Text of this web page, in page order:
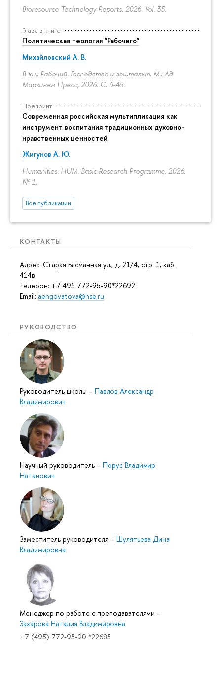
Bioresource Technology Reports. 2026. Vol. 35.
Глава в книге
Политическая теология "Рабочего"
Михайловский А. В.
В кн.: Рабочий. Господство и гештальт. М.: Ад
Маргинем Пресс, 2026. С. 6-45.
Препринт
Современная российская мультипликация как
инструмент воспитания традиционных духовно-
нравственных ценностей
Жигунов А. Ю.
Humanities. HUM. Basic Research Programme, 2026.
№ 1.
Все публикации
КОНТАКТЫ
Адрес: Старая Басманная ул., д. 21/4, стр. 1, каб.
414в
Телефон: +7 495 772-95-90*22692
Email: aengovatova@hse.ru
РУКОВОДСТВО
Руководитель школы – Павлов Александр
Владимирович
Научный руководитель – Порус Владимир
Натанович
Заместитель руководителя – Шулятьева Дина
Владимировна
Менеджер по работе с преподавателями –
Захарова Наталия Владимировна
+7 (495) 772-95-90 *22685